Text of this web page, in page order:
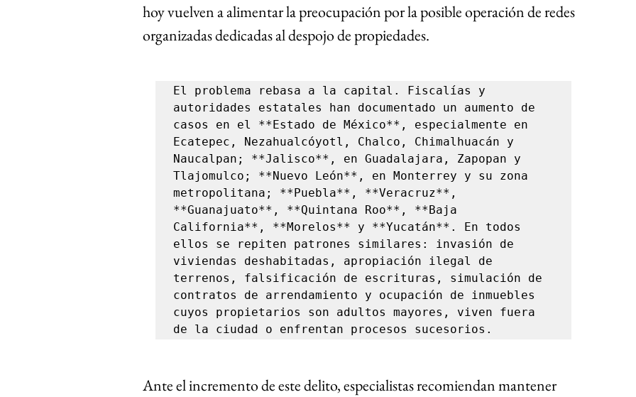
hoy vuelven a alimentar la preocupación por la posible operación de redes
organizadas dedicadas al despojo de propiedades.
El problema rebasa a la capital. Fiscalías y
autoridades estatales han documentado un aumento de
casos en el **Estado de México**, especialmente en
Ecatepec, Nezahualcóyotl, Chalco, Chimalhuacán y
Naucalpan; **Jalisco**, en Guadalajara, Zapopan y
Tlajomulco; **Nuevo León**, en Monterrey y su zona
metropolitana; **Puebla**, **Veracruz**,
**Guanajuato**, **Quintana Roo**, **Baja
California**, **Morelos** y **Yucatán**. En todos
ellos se repiten patrones similares: invasión de
viviendas deshabitadas, apropiación ilegal de
terrenos, falsificación de escrituras, simulación de
contratos de arrendamiento y ocupación de inmuebles
cuyos propietarios son adultos mayores, viven fuera
de la ciudad o enfrentan procesos sucesorios.
Ante el incremento de este delito, especialistas recomiendan mantener